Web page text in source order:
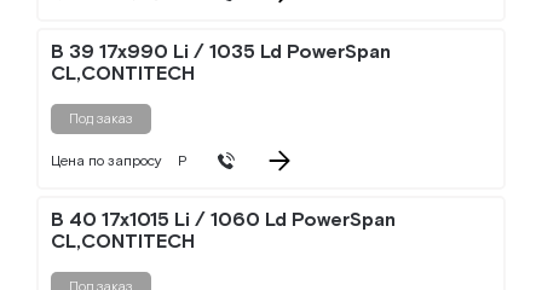
B 39 17x990 Li / 1035 Ld PowerSpan
CL,CONTITECH
Под заказ
Цена по запросу Р
B 40 17x1015 Li / 1060 Ld PowerSpan
CL,CONTITECH